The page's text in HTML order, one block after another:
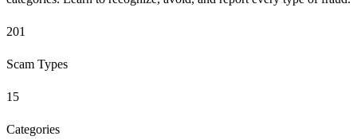
201
Scam Types
15
Categories